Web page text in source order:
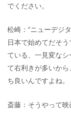
でください。
松崎：“ニューデジ
日本で始めてだそ
ている、一見変な
て右利きが多いか
ち良いんですよね。
斎藤：そうやって映